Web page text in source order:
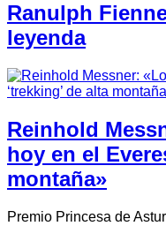
Ranulph
leyenda
Reinhold
hoy en el
montaña»
Premio Princesa de